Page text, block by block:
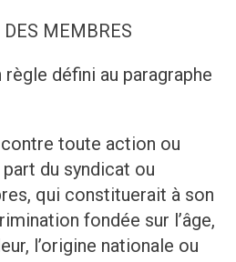
MEMBRES
défini au paragraphe
toute action ou
du syndicat ou
qui constituerait à son
fondée sur l’âge,
l’origine nationale ou